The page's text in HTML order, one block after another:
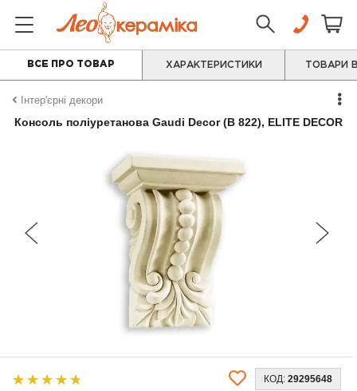
ВСЕ ПРО ТОВАР ХАРАКТЕРИСТИКИ ТОВАРИ В
Інтер'єрні декори
Консоль поліуретанова Gaudi Decor (B 822), ELITE DECOR
КОД: 29295648